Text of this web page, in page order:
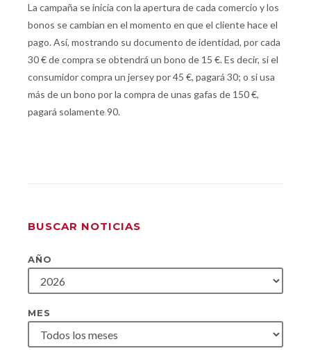
La campaña se inicia con la apertura de cada comercio y los
bonos se cambian en el momento en que el cliente hace el
pago. Así, mostrando su documento de identidad, por cada
30 € de compra se obtendrá un bono de 15 €. Es decir, si el
consumidor compra un jersey por 45 €, pagará 30; o si usa
más de un bono por la compra de unas gafas de 150 €,
pagará solamente 90.
BUSCAR NOTICIAS
AÑO
MES